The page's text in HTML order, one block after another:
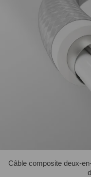
Câble composite deux-